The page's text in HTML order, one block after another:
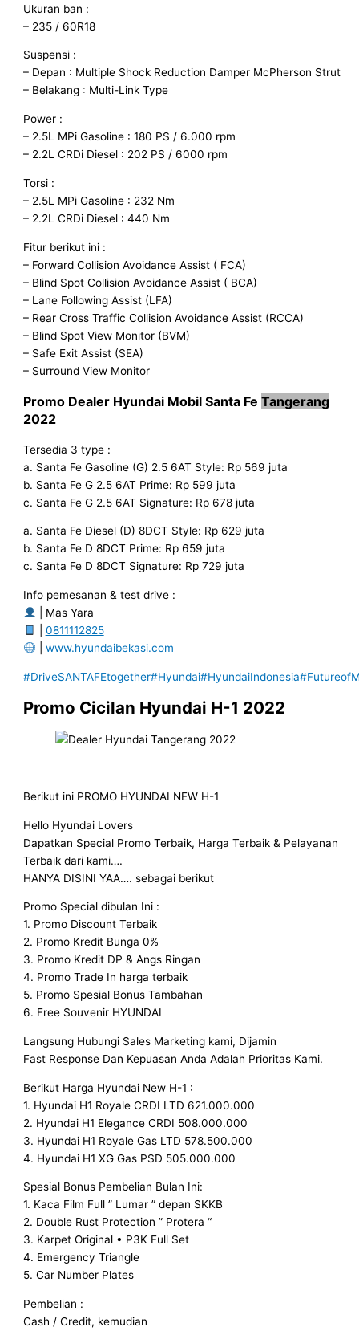
Ukuran ban :
– 235 / 60R18
Suspensi :
– Depan : Multiple Shock Reduction Damper McPherson Strut
– Belakang : Multi-Link Type
Power :
– 2.5L MPi Gasoline : 180 PS / 6.000 rpm
– 2.2L CRDi Diesel : 202 PS / 6000 rpm
Torsi :
– 2.5L MPi Gasoline : 232 Nm
– 2.2L CRDi Diesel : 440 Nm
Fitur berikut ini :
– Forward Collision Avoidance Assist ( FCA)
– Blind Spot Collision Avoidance Assist ( BCA)
– Lane Following Assist (LFA)
– Rear Cross Traffic Collision Avoidance Assist (RCCA)
– Blind Spot View Monitor (BVM)
– Safe Exit Assist (SEA)
– Surround View Monitor
Promo Dealer Hyundai Mobil Santa FeTangerang
2022
Tersedia 3 type :
a. Santa Fe Gasoline (G) 2.5 6AT Style: Rp 569 juta
b. Santa Fe G 2.5 6AT Prime: Rp 599 juta
c. Santa Fe G 2.5 6AT Signature: Rp 678 juta
a. Santa Fe Diesel (D) 8DCT Style: Rp 629 juta
b. Santa Fe D 8DCT Prime: Rp 659 juta
c. Santa Fe D 8DCT Signature: Rp 729 juta
Info pemesanan & test drive :
| Mas Yara
0811112825
www.hyundaibekasi.com
#DriveSANTAFEtogether#Hyundai#HyundaiIndonesia
Promo Cicilan Hyundai H-1 2022
Berikut ini PROMO HYUNDAI NEW H-1
Hello Hyundai Lovers
Dapatkan Special Promo Terbaik, Harga Terbaik & Pelayanan
Terbaik dari kami….
HANYA DISINI YAA…. sebagai berikut
Promo Special dibulan Ini :
1. Promo Discount Terbaik
2. Promo Kredit Bunga 0%
3. Promo Kredit DP & Angs Ringan
4. Promo Trade In harga terbaik
5. Promo Spesial Bonus Tambahan
6. Free Souvenir HYUNDAI
Langsung Hubungi Sales Marketing kami, Dijamin
Fast Response Dan Kepuasan Anda Adalah Prioritas Kami.
Berikut Harga Hyundai New H-1 :
1. Hyundai H1 Royale CRDI LTD 621.000.000
2. Hyundai H1 Elegance CRDI 508.000.000
3. Hyundai H1 Royale Gas LTD 578.500.000
4. Hyundai H1 XG Gas PSD 505.000.000
Spesial Bonus Pembelian Bulan Ini:
1. Kaca Film Full ” Lumar ” depan SKKB
2. Double Rust Protection ” Protera “
3. Karpet Original • P3K Full Set
4. Emergency Triangle
5. Car Number Plates
Pembelian :
Cash / Credit, kemudian